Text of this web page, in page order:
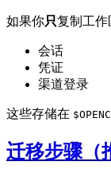
如果你只复制工作
会话
凭证
渠道登录
这些存储在
迁移步骤（